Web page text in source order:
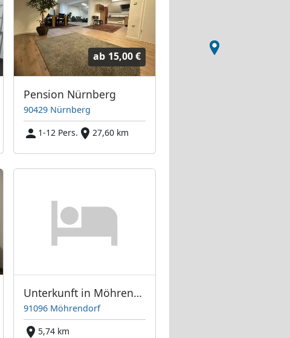
ab 15,00 €
Pension Nürnberg
90429 Nürnberg
1-12 Pers.
27,60 km
Unterkunft in Möhrendorf
91096 Möhrendorf
5,74 km